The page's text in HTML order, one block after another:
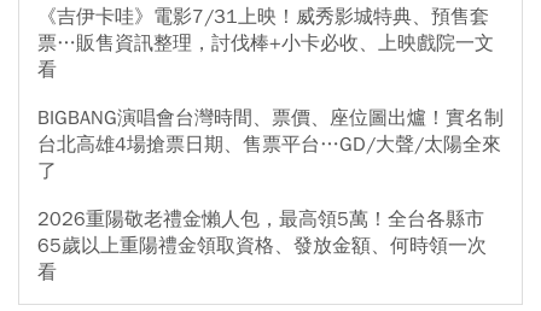
《吉伊卡哇》電影7/31上映！威秀影城特典、預售套
票…販售資訊整理，討伐棒+小卡必收、上映戲院一文
看
BIGBANG演唱會台灣時間、票價、座位圖出爐！實名制
台北高雄4場搶票日期、售票平台…GD/大聲/太陽全來
了
2026重陽敬老禮金懶人包，最高領5萬！全台各縣市
65歲以上重陽禮金領取資格、發放金額、何時領一次
看